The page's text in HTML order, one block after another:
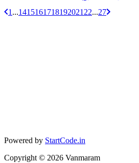
1 ...1415161718192021 22...27
Powered by StartCode.in
Copyright © 2026 Vanmaram